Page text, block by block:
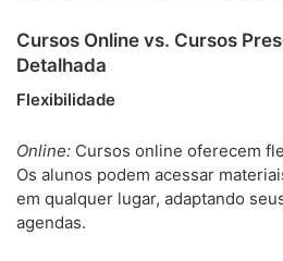
Cursos Online vs. Cursos
Detalhada
Flexibilidade
Online: Cursos online oferecem
Os alunos podem acessar
em qualquer lugar, adaptando
agendas.